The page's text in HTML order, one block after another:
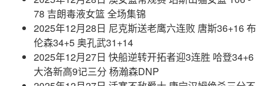
78 吉朗毒液女篮 全场集锦
2025年12月28日 尼克斯送老鹰六连败 唐斯36+16 布
伦森34+5 奥孔武31+14
2025年12月27日 快船逆转开拓者迎3连胜 哈登34+6
大洛新高9记三分 杨瀚森DNP